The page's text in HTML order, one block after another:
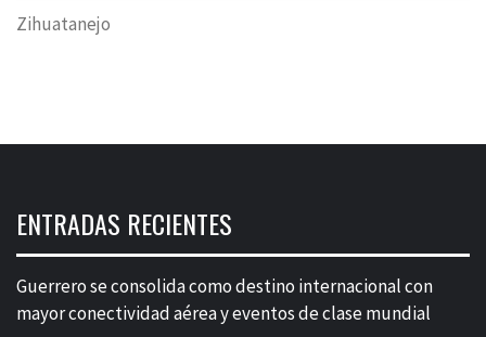
Zihuatanejo
ENTRADAS RECIENTES
Guerrero se consolida como destino internacional con
mayor conectividad aérea y eventos de clase mundial